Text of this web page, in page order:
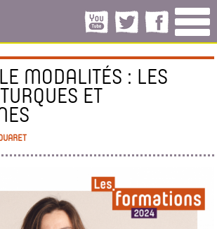
MODALITÉS : LES
ET